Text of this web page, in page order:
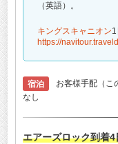
（英語）。
キングスキャニオン
https://
宿泊 お客様手配（こ
なし
エアーズロック到着4